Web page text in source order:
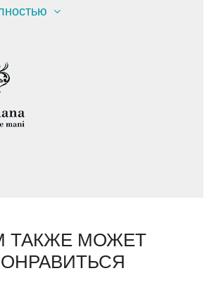
Arte Veneziana
по эскизам заказчика.
ТАКЖЕ МОЖЕТ